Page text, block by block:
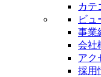
カテ
ビュ
事業
会社
アク
採用